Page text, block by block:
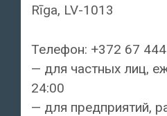
Rīga, LV-1013
Телефон: +372 67
— для частных лиц,
24:00
— для предприятий,